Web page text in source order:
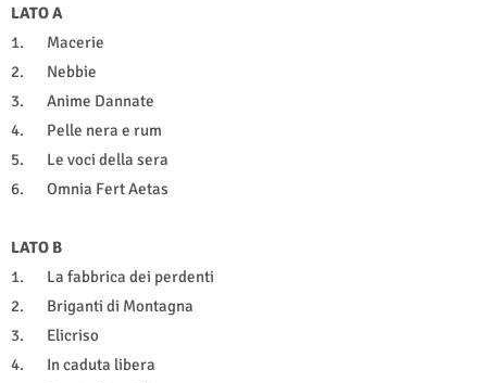
LATO A
1.
Macerie
2.
Nebbie
3.
Anime Dannate
4.
Pelle nera e rum
5.
Le voci della sera
6.
Omnia Fert Aetas
LATO B
1.
La fabbrica dei perdenti
2.
Briganti di Montagna
3.
Elicriso
4.
In caduta libera